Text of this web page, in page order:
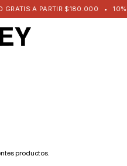
A PARTIR $180.000 • 10% OFF
productos.